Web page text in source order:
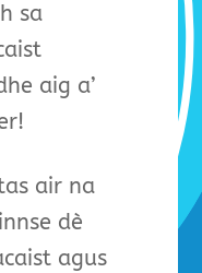
sa
aig a’
air na
dè
agus